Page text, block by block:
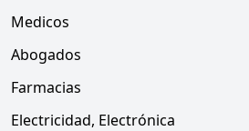
Medicos
Abogados
Farmacias
Electricidad, Electrónica